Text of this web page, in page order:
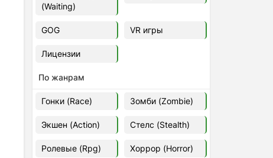
Cyberpunk 2077
49.4 GB
Ghost of Tsushima: Director's Cut
v.1053.9.0623.1807 [Папка
Euro Truck Simulator 2 v.1.60.1.7s
[Папка игры] (2012)
37,77 Гб
(Waiting)
GOG VR игры
Лицензии
По жанрам
Гонки (Race) Зомби (Zombie)
Экшен (Action) Стелс (Stealth)
Ролевые (Rpg) Хоррор (Horror)